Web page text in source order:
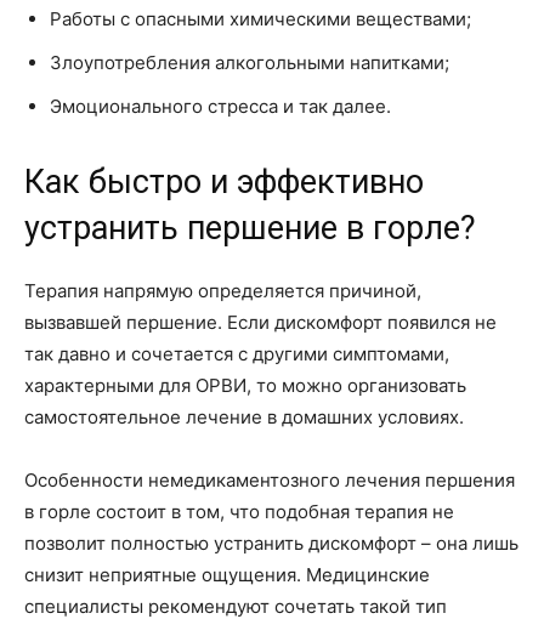
Работы с опасными химическими веществами;
Злоупотребления алкогольными напитками;
Эмоционального стресса и так далее.
Как быстро и эффективно
устранить першение в горле?
Терапия напрямую определяется причиной,
вызвавшей першение. Если дискомфорт появился не
так давно и сочетается с другими симптомами,
характерными для ОРВИ, то можно организовать
самостоятельное лечение в домашних условиях.
Особенности немедикаментозного лечения першения
в горле состоит в том, что подобная терапия не
позволит полностью устранить дискомфорт – она лишь
снизит неприятные ощущения. Медицинские
специалисты рекомендуют сочетать такой тип